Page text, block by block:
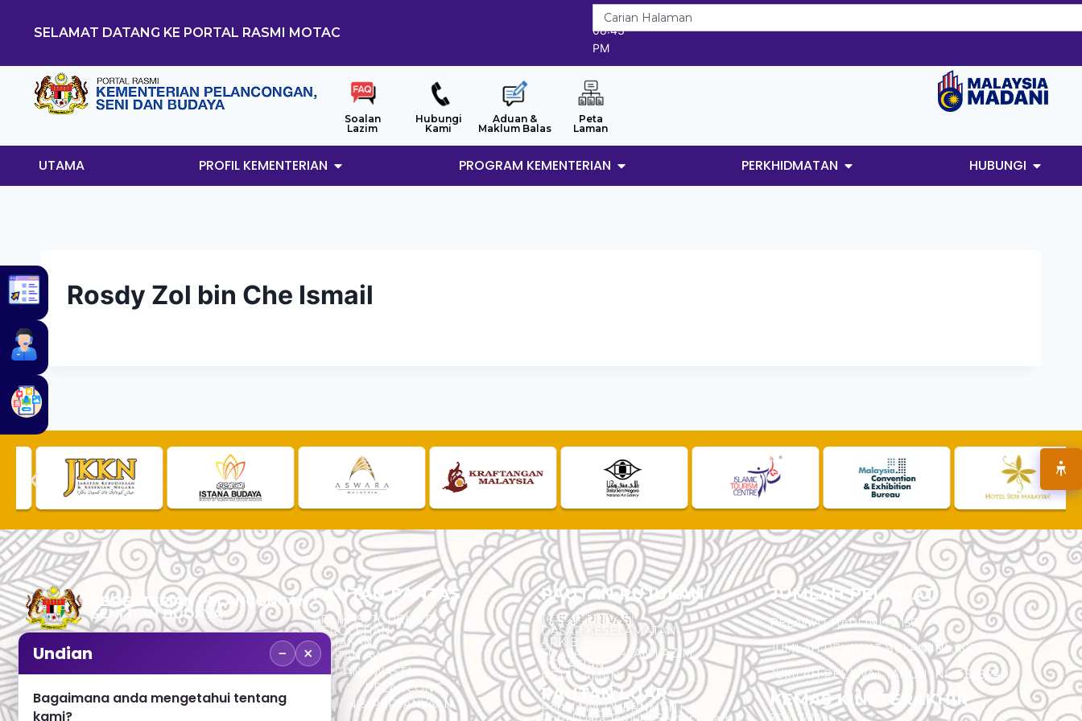
SELAMAT DATANG KE PORTAL RASMI MOTAC
6/8/2026
08:43
PM
Soalan
Lazim
Hubungi
Kami
Aduan &
Maklum Balas
Peta
Laman
UTAMA PROFIL KEMENTERIAN PROGRAM KEMENTERIAN PERKHIDMATAN HUBUNGI
Rosdy Zol bin Che Ismail
No. 2, Menara 1, Jalan P5/6, Presint 5,
+603 8000 8000
PAUTAN PANTAS
APLIKASI TOURLIST
PEROLEHAN
SEMAKAN
PAUTAN AWAM
PAUTAN SWASTA
PAUTAN PELANCONG
ADUAN & PERTANYAAN
PAUTAN RUJUKAN
DASAR PRIVASI
DASAR KESELAMATAN
ARKIB
SOALAN - SOALAN LAZIM
PENAFIAN
PETA LAMAN
PAUTAN LUAR
Portal MyGOVERNMENT
JUMLAH PELAWAT
PELAWAT HARI INI : 2,150
JUMLAH PELAWAT BULAN INI : 102,655
JUMLAH PELAWAT TAHUN INI : 5,505,240
KEMAS KINI TERAKHIR
Undian − ×
Bagaimana anda mengetahui tentang
kami?